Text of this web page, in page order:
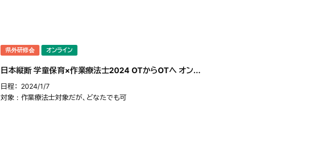
日本縦断 学童保育×作業療法士2024 OTからOTへ オン...
県外研修会 オンライン
日程
2024/1/7
対象
作業療法士対象だが、どなたでも可